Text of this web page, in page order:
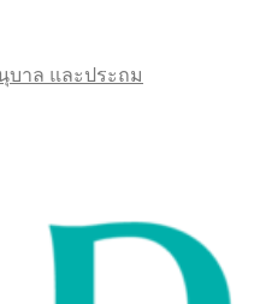
บาล และประถม